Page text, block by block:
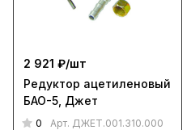
2 921 ₽/шт
Редуктор ацетиленовый
БАО-5, Джет
0 Арт. ДЖЕТ.001.310.000